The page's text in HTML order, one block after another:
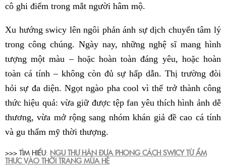
cô ghi điểm trong mắt người hâm mộ.
Xu hướng swicy lên ngôi phản ánh sự dịch chuyển tâm lý
trong công chúng. Ngày nay, những nghệ sĩ mang hình
tượng một màu – hoặc hoàn toàn đáng yêu, hoặc hoàn
toàn cá tính – không còn đủ sự hấp dẫn. Thị trường đòi
hỏi sự đa diện. Ngọt ngào pha cool vì thế trở thành công
thức hiệu quả: vừa giữ được tệp fan yêu thích hình ảnh dễ
thương, vừa mở rộng sang nhóm khán giả đề cao cá tính
và gu thẩm mỹ thời thượng.
>>> TÌM HIỂU: NGU THƯ HÂN ĐƯA PHONG CÁCH SWICY TỪ ẨM
THỰC VÀO THỜI TRANG MÙA HÈ